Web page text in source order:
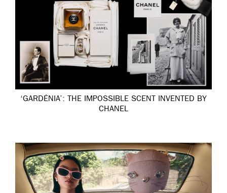
‘GARDÉNIA’: THE IMPOSSIBLE SCENT INVENTED BY
CHANEL